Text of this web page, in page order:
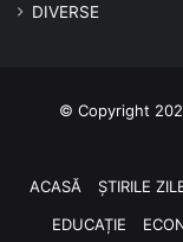
DIVERSE
© Copyright
ACASĂ
ȘTIRILE
EDUCAȚIE